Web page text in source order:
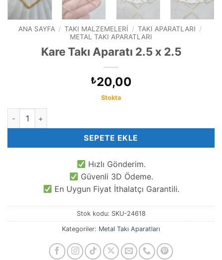
ANA SAYFA / TAKI MALZEMELERI / TAKI APARATLARI /
METAL TAKI APARATLARI
Kare Takı Aparatı 2.5 x 2.5
₺20,00
Stokta
Kare Takı Aparatı 2.5 x 2.5 adet
SEPETE EKLE
Hızlı Gönderim.
Güvenli 3D Ödeme.
En Uygun Fiyat İthalatçı Garantili.
Stok kodu: SKU-24618
Kategoriler: Metal Takı Aparatları